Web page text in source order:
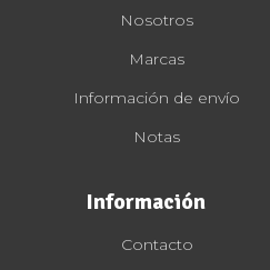
Nosotros
Marcas
Información de envío
Notas
Información
Contacto